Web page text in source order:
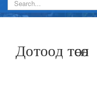
Дотоод төсөл